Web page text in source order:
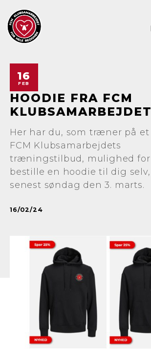
16
FEB
HOODIE FRA FCM
Her har du, som træner på et
FCM Klubsamarbejdets
træningstilbud, mulighed
bestille en hoodie til dig selv,
senest søndag den 3. marts.
16/02/24